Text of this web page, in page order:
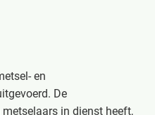
en
De
in dienst heeft,